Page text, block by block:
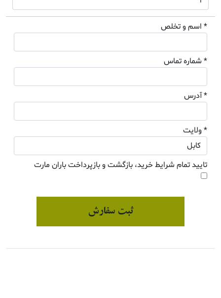
* اسم و تخلص
* شماره تماس
* آدرس
* ولایت
تایید تمام شرایط خرید، بازگشت و بازپرداخت باران مارت
ثبت سفارش